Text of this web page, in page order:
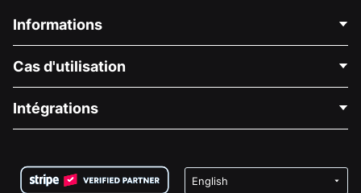
Informations
À propos de nous
Carrières
Confidentialité
Cas d'utilisation
Collecte de fonds médicale
Collecte de fonds caritative
Intégrations
Plugin de don Wix